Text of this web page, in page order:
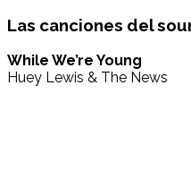
Las canciones del
While We’re Young
Huey Lewis & The News